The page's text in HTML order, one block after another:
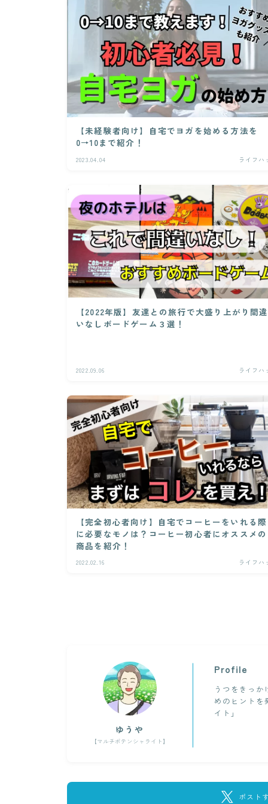
【未経験者向け】自宅でヨガを始める方法を
0→10まで紹介！
2023.04.04 ライフハ
【2022年版】友達との旅行で大盛り上がり間違
いなしボードゲーム３選！
2022.09.06 ライフハ
【完全初心者向け】自宅でコーヒーをいれる際
に必要なモノは？コーヒー初心者にオススメの
商品を紹介！
2022.02.16 ライフハ
ゆうや
【マルチポテンシャライト】
Profile
うつをきっ
めのヒントを
イト」
ポスト